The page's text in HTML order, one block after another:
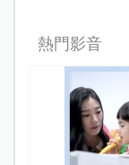
熱門影音